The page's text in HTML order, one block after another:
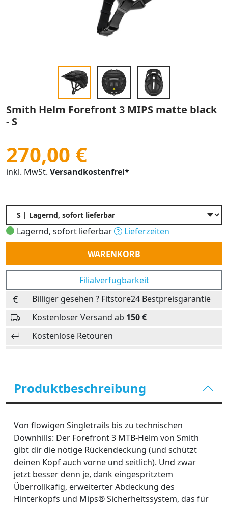
Smith Helm Forefront 3 MIPS matte black
- S
270,00 €
inkl. MwSt. Versandkostenfrei*
Lagernd, sofort lieferbar
Lieferzeiten
Anzahl
WARENKORB
Filialverfügbarkeit
Billiger gesehen ? Fitstore24 Bestpreisgarantie
Kostenloser Versand ab 150 €
Kostenlose Retouren
Produktbeschreibung
Von flowigen Singletrails bis zu technischen
Downhills: Der Forefront 3 MTB-Helm von Smith
gibt dir die nötige Rückendeckung (und schützt
deinen Kopf auch vorne und seitlich). Und zwar
jetzt besser denn je, dank eingespritztem
Überrollkäfig, erweiterter Abdeckung des
Hinterkopfs und Mips® Sicherheitssystem, das für